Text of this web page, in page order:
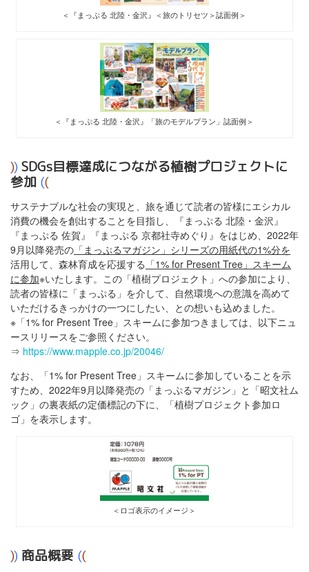
＜『まっぷる 北陸・金沢』＜旅のトリセツ＞誌面例＞
＜『まっぷる 北陸・金沢』「旅のモデルプラン」誌面例＞
))SDGs目標達成につながる植樹プロジェクトに
参加 ((
サステナブルな社会の実現と、旅を通じて読者の皆様にエシカル
消費の機会を創出することを目指し、『まっぷる 北陸・金沢』
『まっぷる 佐賀』『まっぷる 京都社寺めぐり』をはじめ、2022年
9月以降発売の 「まっぷるマガジン」シリーズの用紙代の1%分を
活用して、森林育成を応援する 「1% for Present Tree」スキーム
に参加※いたします。この「植樹プロジェクト」への参加により、
読者の皆様に「まっぷる」を介して、自然環境への意識を高めて
いただけるきっかけの一つにしたい、との想いも込めました。
※「1% for Present Tree」スキームに参加つきましては、以下ニュ
ースリリースをご参照ください。
⇒ https://www.mapple.co.jp/20046/
なお、「1% for Present Tree」スキームに参加していることを示
すため、2022年9月以降発売の「まっぷるマガジン」と「昭文社ム
ック」の裏表紙の定価標記の下に、「植樹プロジェクト参加ロ
ゴ」を表示します。
＜ロゴ表示のイメージ＞
)) 商品概要 ((